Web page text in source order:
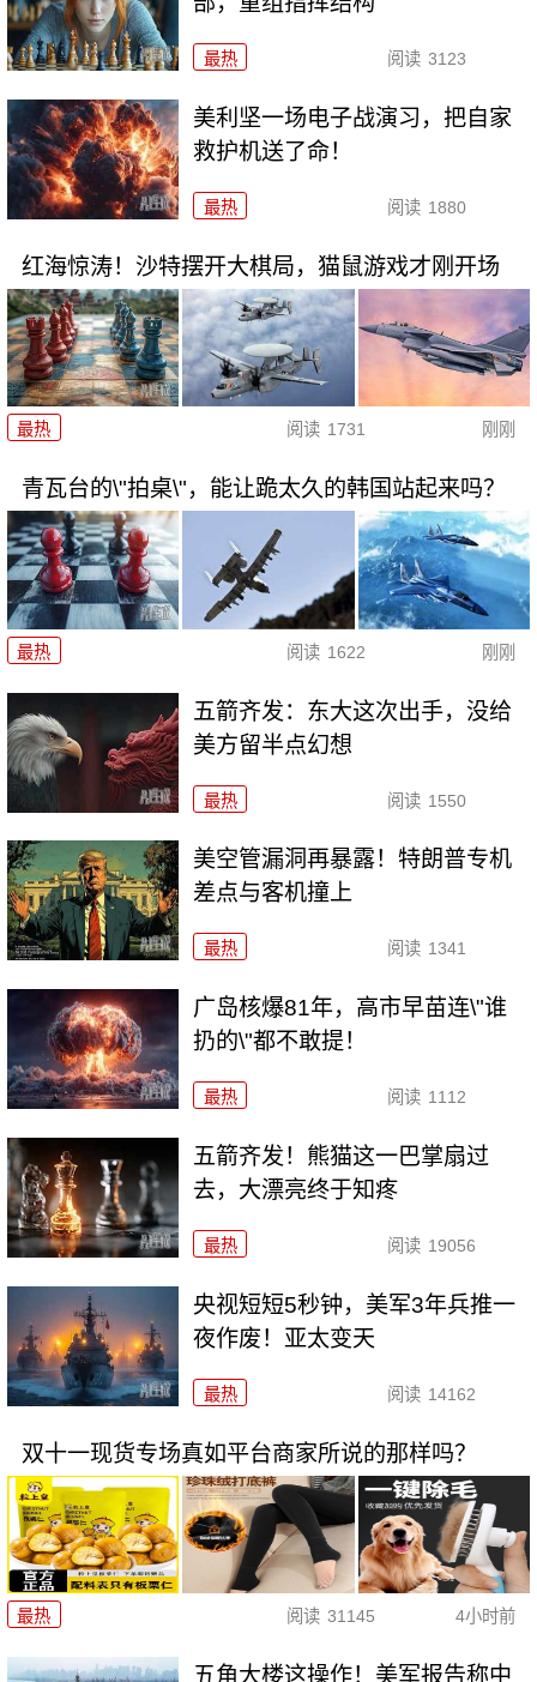
最热 阅读 3123
美利坚一场电子战演习，把自家
救护机送了命！
最热 阅读 1880
红海惊涛！沙特摆开大棋局，猫鼠游戏才刚开场
最热 阅读 1731 刚刚
青瓦台的\"拍桌\"，能让跪太久的韩国站起来吗？
最热 阅读 1622 刚刚
五箭齐发：东大这次出手，没给
美方留半点幻想
最热 阅读 1550
美空管漏洞再暴露！特朗普专机
差点与客机撞上
最热 阅读 1341
广岛核爆81年，高市早苗连\"谁
扔的\"都不敢提！
最热 阅读 1112
五箭齐发！熊猫这一巴掌扇过
去，大漂亮终于知疼
最热 阅读 19056
央视短短5秒钟，美军3年兵推一
夜作废！亚太变天
最热 阅读 14162
双十一现货专场真如平台商家所说的那样吗？
最热 阅读 31145 4小时前
五角大楼这操作！美军报告称中